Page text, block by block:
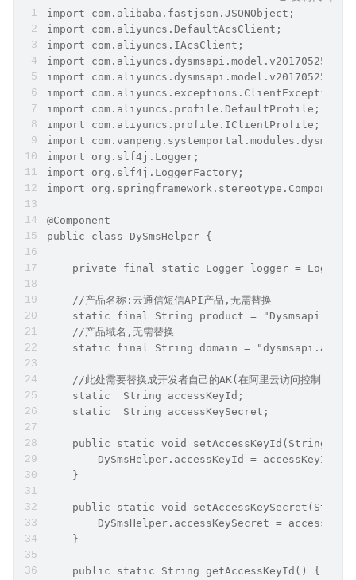
import com.alibaba.fastjson.JSONObject;
import com.aliyuncs.DefaultAcsClient;
import com.aliyuncs.IAcsClient;
import
import
import com.aliyuncs.exceptions.ClientException;
import com.aliyuncs.profile.DefaultProfile;
import com.aliyuncs.profile.IClientProfile;
import
import org.slf4j.Logger;
import org.slf4j.LoggerFactory;
import org.springframework.stereotype.Component;
@Component
public class DySmsHelper {
private final static Logger logger =
    //产品名称:云通信短信API产品,无需替换
    static final String product = "Dysmsapi";
    //产品域名,无需替换
static final String domain =
//此处需要替换成开发者自己的AK(在阿里云访问控制台寻找
    static  String accessKeyId;
    static  String accessKeySecret;
public static void setAccessKeyId(String
        DySmsHelper.accessKeyId = accessKeyId;
    }
public static void
DySmsHelper.accessKeySecret =
    }
    public static String getAccessKeyId() {